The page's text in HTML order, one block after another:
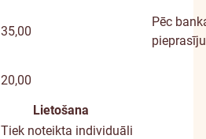
35,00
Pēc
20,00
Lietošana
Tiek noteikta individuāli